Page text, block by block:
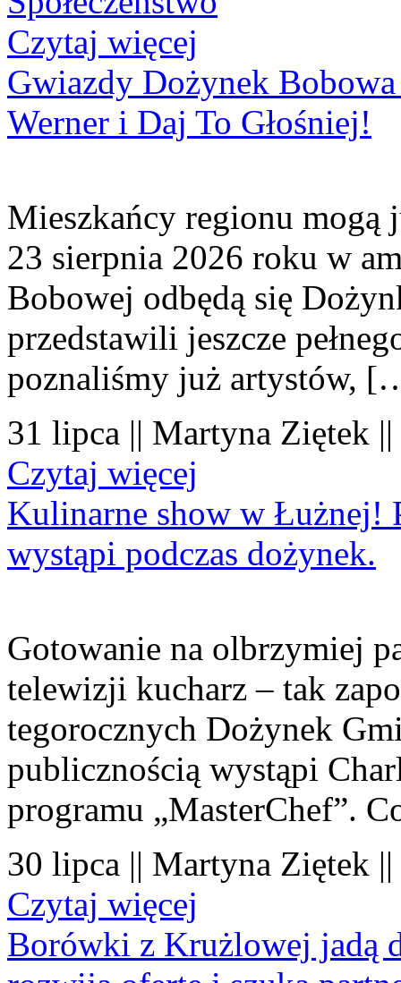
Czytaj więcej
Gwiazdy Dożynek Bobowa
Werner i Daj To Głośniej!
Mieszkańcy regionu mogą
23 sierpnia 2026 roku w
Bobowej odbędą się
przedstawili jeszcze
poznaliśmy już artystów,
31 lipca || Martyna Ziętek
Czytaj więcej
Kulinarne show w Łużnej!
wystąpi podczas dożynek.
Gotowanie na olbrzymiej
telewizji kucharz – tak
tegorocznych Dożynek
publicznością wystąpi
programu „MasterChef”.
30 lipca || Martyna Ziętek
Czytaj więcej
Borówki z Krużlowej jadą